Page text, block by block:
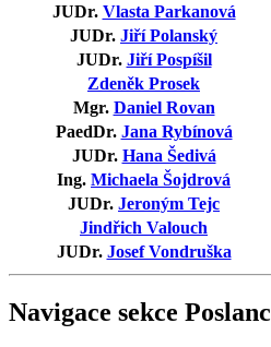
JUDr. Vlasta Parkanová
JUDr. Jiří Polanský
JUDr. Jiří Pospíšil
Zdeněk Prosek
Mgr. Daniel Rovan
PaedDr. Jana Rybínová
JUDr. Hana Šedivá
Ing. Michaela Šojdrová
JUDr. Jeroným Tejc
Jindřich Valouch
JUDr. Josef Vondruška
Navigace sekce